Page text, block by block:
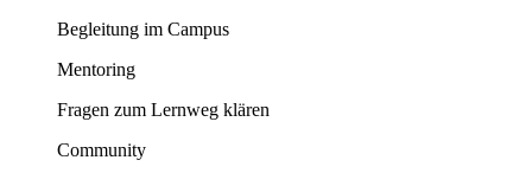
Begleitung im Campus
Mentoring
Fragen zum Lernweg klären
Community